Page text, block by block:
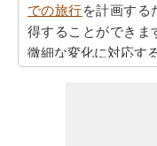
での旅行を計画する
得することができま
微細な変化に対応す